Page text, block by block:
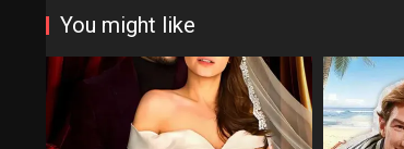
You might like